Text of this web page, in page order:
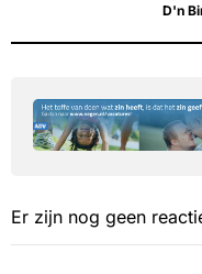
D'n
Er zijn nog geen